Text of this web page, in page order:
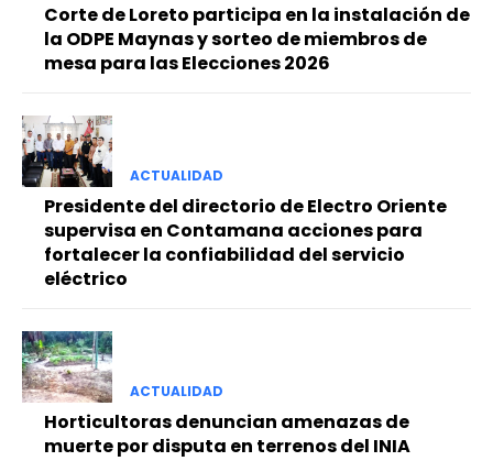
Corte de Loreto participa en la instalación de
la ODPE Maynas y sorteo de miembros de
mesa para las Elecciones 2026
ACTUALIDAD
Presidente del directorio de Electro Oriente
supervisa en Contamana acciones para
fortalecer la confiabilidad del servicio
eléctrico
ACTUALIDAD
Horticultoras denuncian amenazas de
muerte por disputa en terrenos del INIA